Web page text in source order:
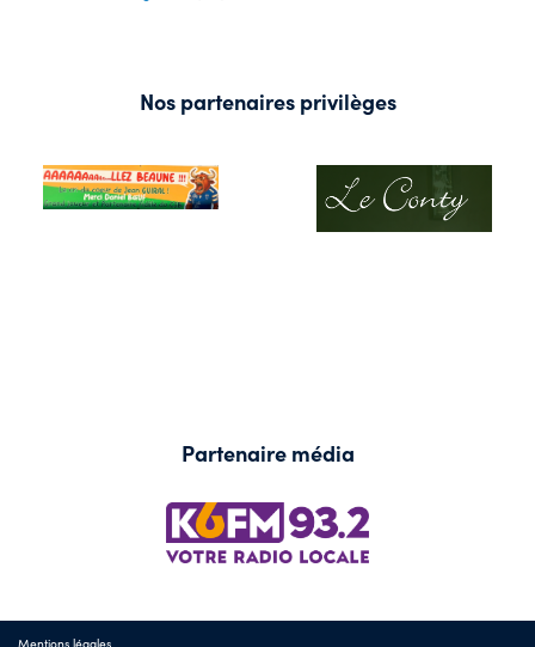
Nos partenaires privilèges
Partenaire média
Mentions légales